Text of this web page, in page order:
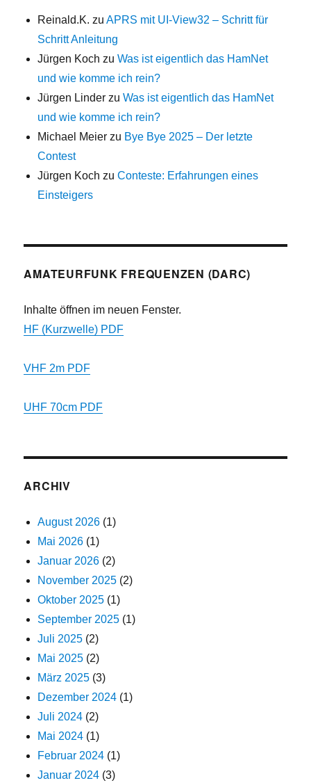
Reinald.K. zuAPRS mit UI-View32 – Schritt für
Schritt Anleitung
Jürgen Koch zuWas ist eigentlich das HamNet
und wie komme ich rein?
Jürgen Linder zuWas ist eigentlich das HamNet
und wie komme ich rein?
Michael Meier zu Bye Bye 2025 – Der letzte
Contest
Jürgen Koch zuConteste: Erfahrungen eines
Einsteigers
AMATEURFUNK FREQUENZEN (DARC)
Inhalte öffnen im neuen Fenster.
HF (Kurzwelle) PDF
VHF 2m PDF
UHF 70cm PDF
ARCHIV
August 2026 (1)
Mai 2026 (1)
Januar 2026 (2)
November 2025 (2)
Oktober 2025 (1)
September 2025 (1)
Juli 2025 (2)
Mai 2025 (2)
März 2025 (3)
Dezember 2024 (1)
Juli 2024 (2)
Mai 2024 (1)
Februar 2024 (1)
Januar 2024 (3)